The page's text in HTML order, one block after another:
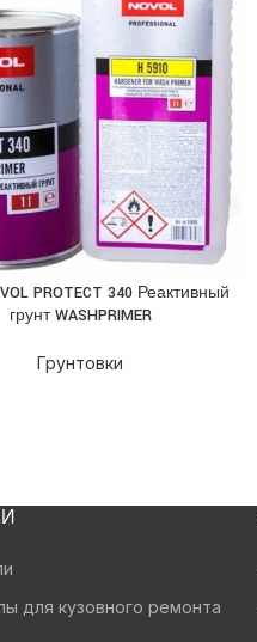
PROTECT 340 Реактивный
грунт WASHPRIMER
Грунтовки
для кузовного ремонта